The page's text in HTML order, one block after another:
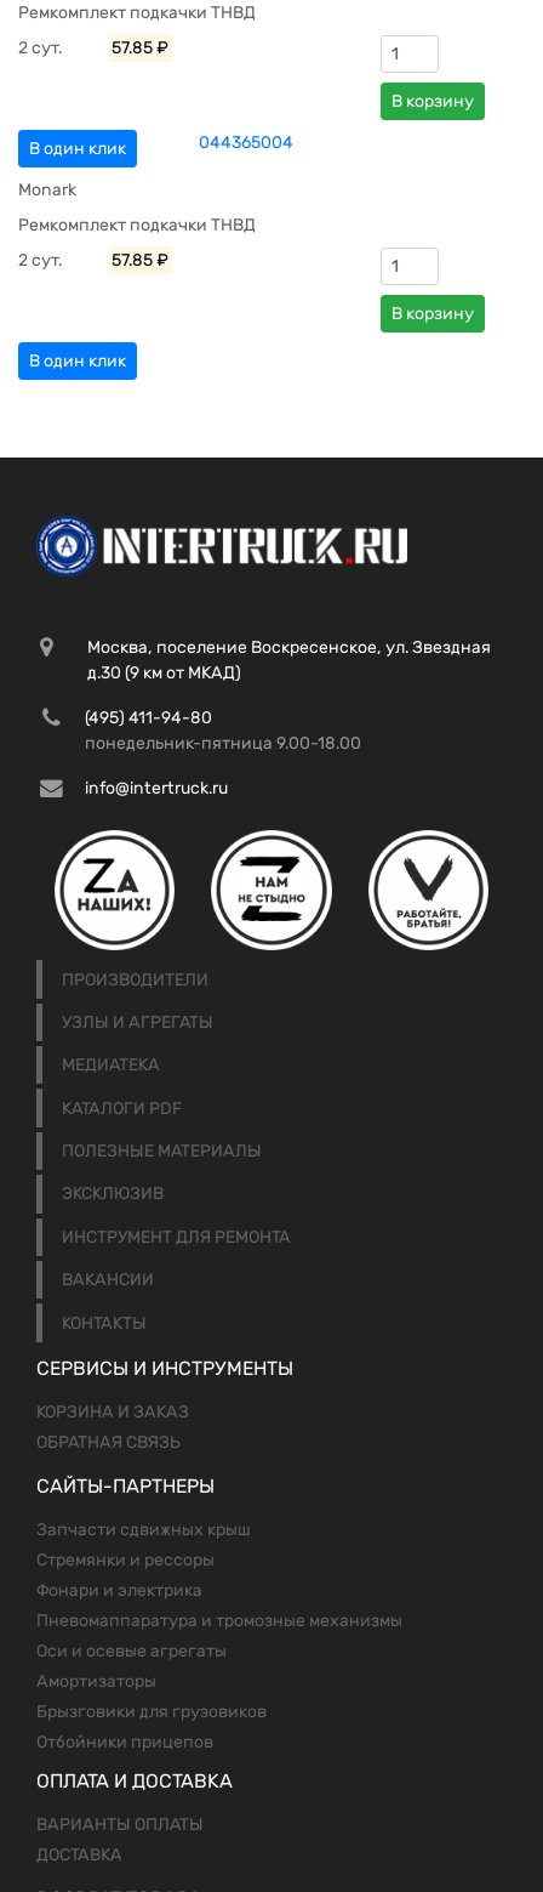
Ремкомплект подкачки ТНВД
2 сут.
57.85 ₽
В корзину
В один клик 044365004
Monark
Ремкомплект подкачки ТНВД
2 сут.
57.85 ₽
В корзину
В один клик
Москва, поселение Воскресенское, ул. Звездная
д.30 (9 км от МКАД)
(495) 411-94-80
понедельник-пятница 9.00-18.00
info@intertruck.ru
ПРОИЗВОДИТЕЛИ
УЗЛЫ И АГРЕГАТЫ
МЕДИАТЕКА
КАТАЛОГИ PDF
ПОЛЕЗНЫЕ МАТЕРИАЛЫ
ЭКСКЛЮЗИВ
ИНСТРУМЕНТ ДЛЯ РЕМОНТА
ВАКАНСИИ
КОНТАКТЫ
СЕРВИСЫ И ИНСТРУМЕНТЫ
КОРЗИНА И ЗАКАЗ
ОБРАТНАЯ СВЯЗЬ
САЙТЫ-ПАРТНЕРЫ
Запчасти сдвижных крыш
Стремянки и рессоры
Фонари и электрика
Пневомаппаратура и тромозные механизмы
Оси и осевые агрегаты
Амортизаторы
Брызговики для грузовиков
Отбойники прицепов
ОПЛАТА И ДОСТАВКА
ВАРИАНТЫ ОПЛАТЫ
ДОСТАВКА